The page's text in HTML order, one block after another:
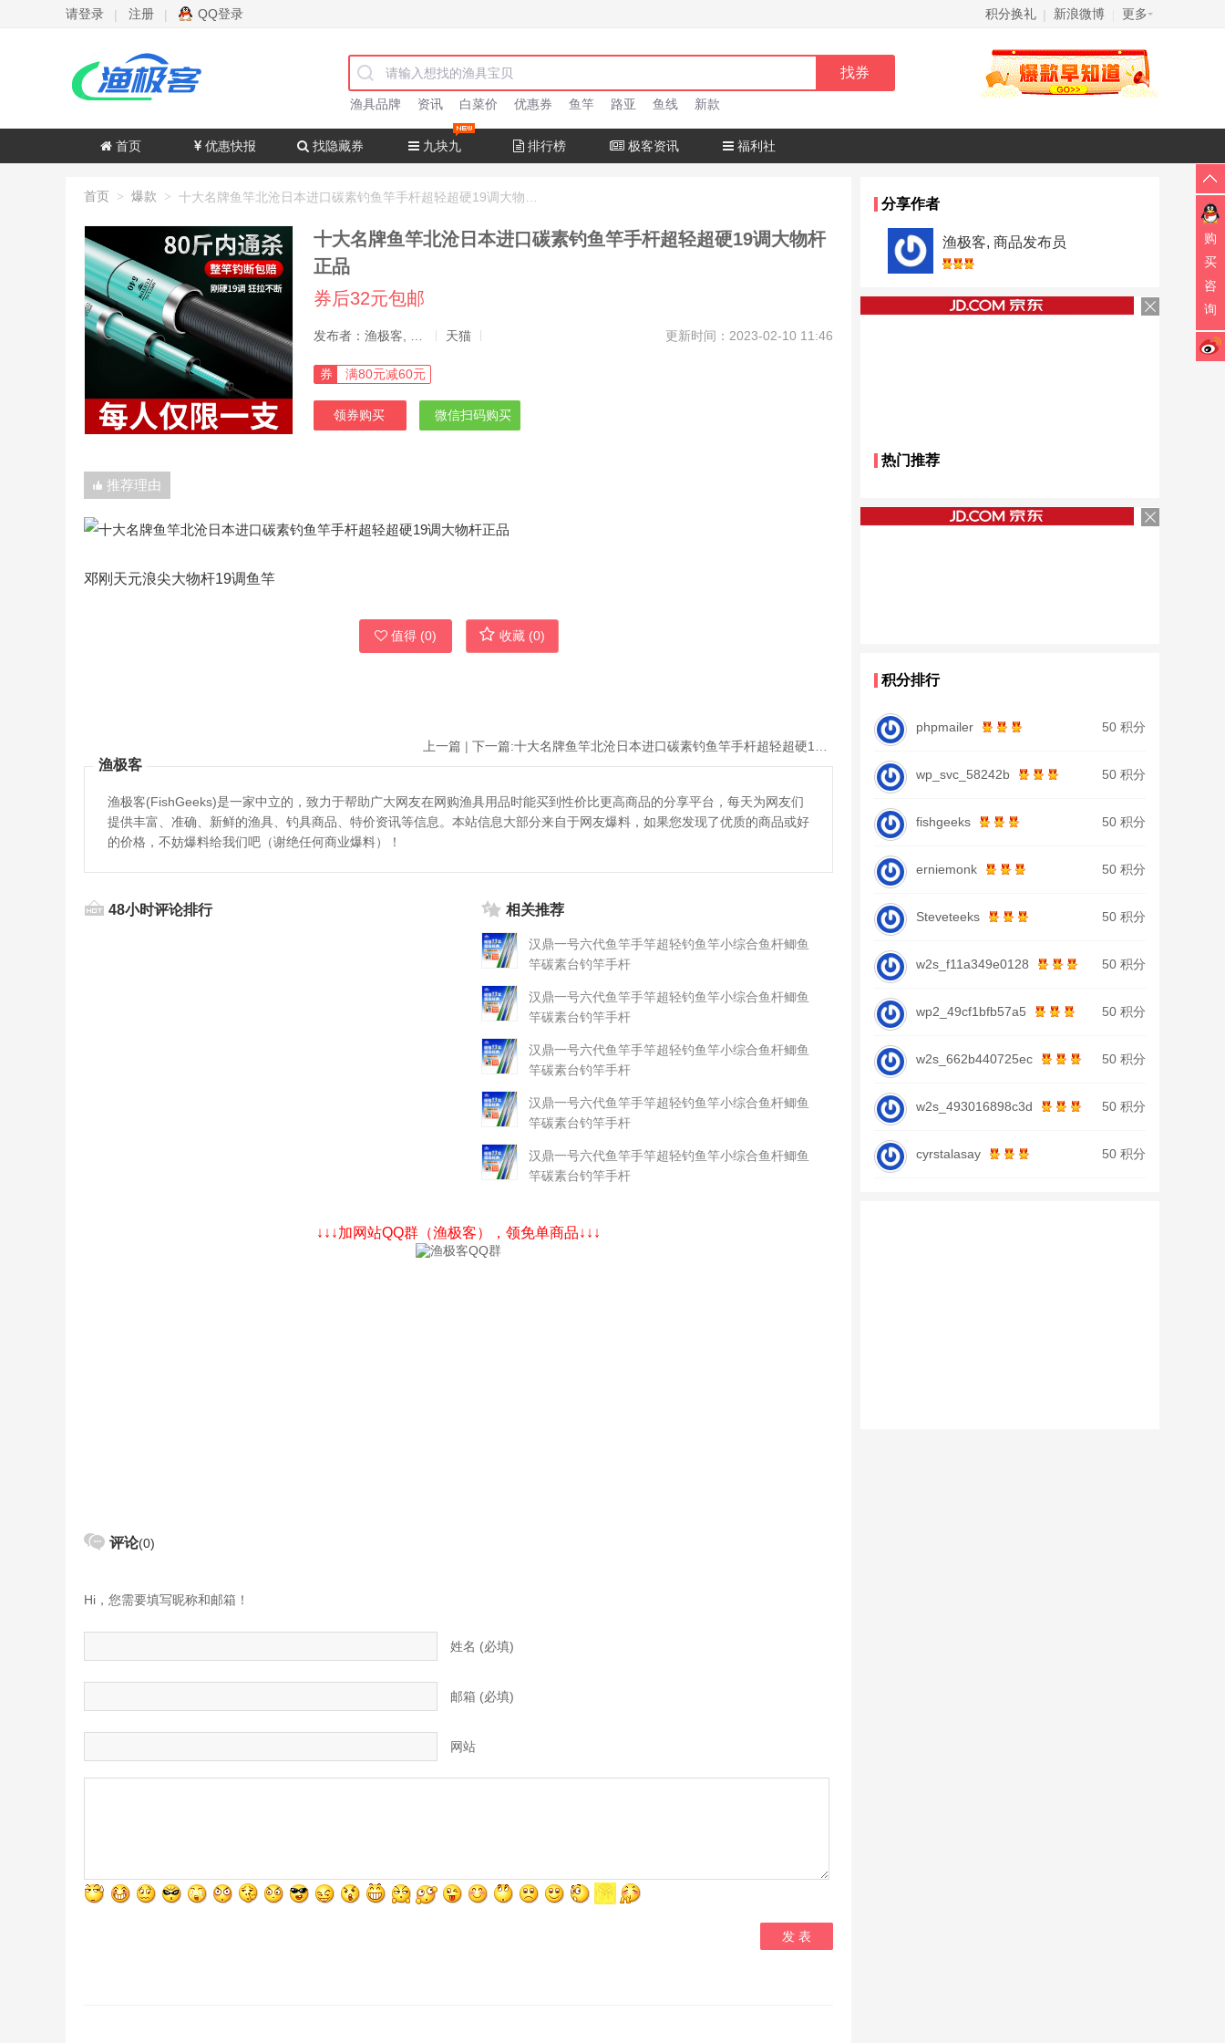
请登录 | 注册 | QQ登录 积分换礼 | 新浪微博 更多
渔具品牌 资讯 白菜价 优惠券 鱼竿 路亚 鱼线 新款
首页 优惠快报 找隐藏券 九块九 排行榜 极客资讯 福利社
首页 > 爆款 >
十大名牌鱼竿北沧日本进口碳素钓鱼竿手杆超轻超硬19调大物杆
正品
券后32元包邮
天猫 更新时间：2023-02-10 11:46
券 满80元减60元
领券购买 微信扫码购买
推荐理由
邓刚天元浪尖大物杆19调鱼竿
值得 (0) 收藏 (0)
上一篇 | 下一篇:
渔极客
渔极客(FishGeeks)是一家中立的，致力于帮助广大网友在网购渔具用品时能买到性价比更高商品的分享平台，每天为网友们
提供丰富、准确、新鲜的渔具、钓具商品、特价资讯等信息。本站信息大部分来自于网友爆料，如果您发现了优质的商品或好
的价格，不妨爆料给我们吧（谢绝任何商业爆料）！
48小时评论排行 相关推荐
汉鼎一号六代鱼竿手竿超轻钓鱼竿小综合鱼杆鲫鱼
竿碳素台钓竿手杆
汉鼎一号六代鱼竿手竿超轻钓鱼竿小综合鱼杆鲫鱼
竿碳素台钓竿手杆
汉鼎一号六代鱼竿手竿超轻钓鱼竿小综合鱼杆鲫鱼
竿碳素台钓竿手杆
汉鼎一号六代鱼竿手竿超轻钓鱼竿小综合鱼杆鲫鱼
竿碳素台钓竿手杆
汉鼎一号六代鱼竿手竿超轻钓鱼竿小综合鱼杆鲫鱼
竿碳素台钓竿手杆
↓↓↓加网站QQ群（渔极客），领免单商品↓↓↓
评论(0)
Hi，您需要填写昵称和邮箱！
姓名 (必填)
邮箱 (必填)
网站
分享作者
渔极客, 商品发布员
热门推荐
积分排行
phpmailer 50 积分
wp_svc_58242b 50 积分
fishgeeks 50 积分
erniemonk 50 积分
Steveteeks 50 积分
w2s_f11a349e0128 50 积分
wp2_49cf1bfb57a5 50 积分
w2s_662b440725ec 50 积分
w2s_493016898c3d 50 积分
cyrstalasay 50 积分
购
买
咨
询